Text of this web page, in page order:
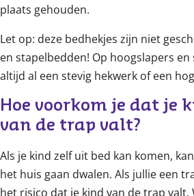
plaats gehouden.
Let op: deze bedhekjes zijn niet
en stapelbedden! Op hoogslapers
altijd al een stevig hekwerk of een
Hoe voorkom je dat je
van de trap valt?
Als je kind zelf uit bed kan komen,
het huis gaan dwalen. Als jullie een
het risico dat je kind van de trap valt.